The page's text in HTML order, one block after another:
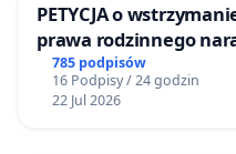
PETYCJA o
785 podpisów
16 Podpisy / 24 godzin
22 Jul 2026